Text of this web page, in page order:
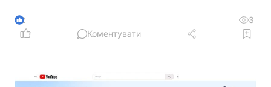
імпорту, експорту та інших операцій із
біоетанолом закон встановлює окремі вимоги, а
2
3
Коментувати